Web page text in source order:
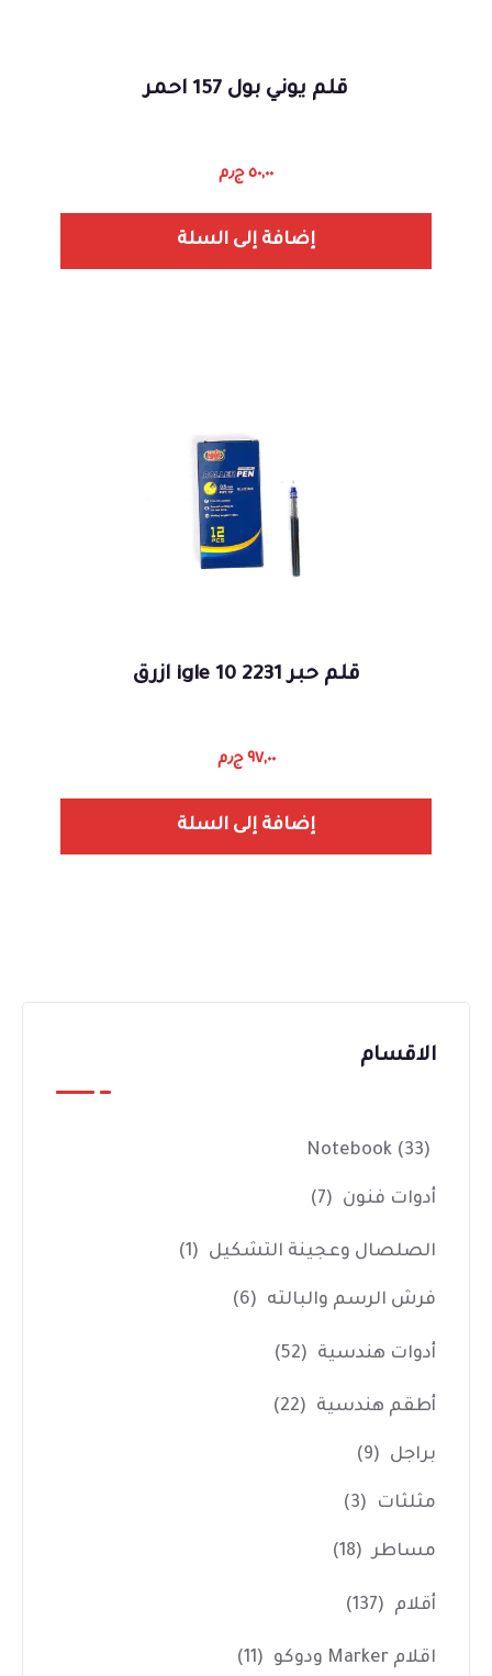
قلم يوني بول 157 احمر
٥٠,٠٠ ج٫م
إضافة إلى السلة
قلم حبر 2231 igle 10 ازرق
٩٧,٠٠ ج٫م
إضافة إلى السلة
الاقسام
Notebook (33)
أدوات فنون (7)
الصلصال وعجينة التشكيل (1)
فرش الرسم والبالته (6)
أدوات هندسية (52)
أطقم هندسية (22)
براجل (9)
مثلثات (3)
مساطر (18)
أقلام (137)
اقلام Marker ودوكو (11)